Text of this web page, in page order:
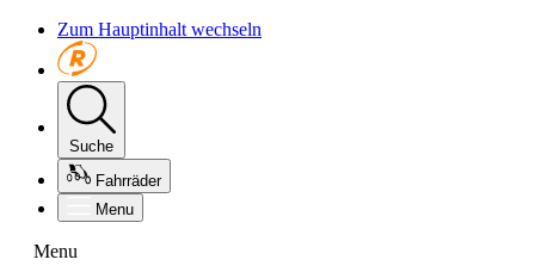
Zum Hauptinhalt wechseln
Suche
Fahrräder
Menu
Menu